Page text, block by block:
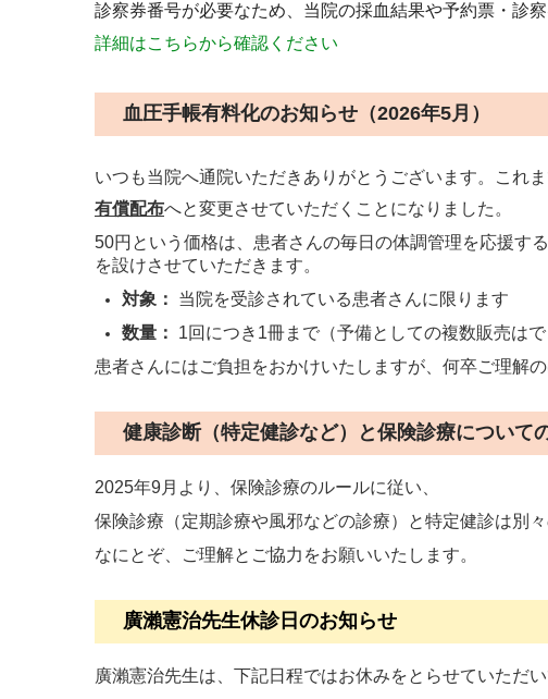
診察券番号が必要なため、当院の採血結果や予約票・診
詳細はこちらから確認ください
血圧手帳有料化のお知らせ（2026年5月）
いつも当院へ通院いただきありがとうございます。これ
有償配布へと変更させていただくことになりました。
50円という価格は、患者さんの毎日の体調管理を応援する
を設けさせていただきます。
対象：
当院を受診されている患者さんに限ります
数量：
1回につき1冊まで（予備としての複数販売はで
患者さんにはご負担をおかけいたしますが、何卒ご理解
健康診断（特定健診など）と保険診療について
2025年9月より、保険診療のルールに従い、
保険診療（定期診療や風邪などの診療）と特定健診は別
なにとぞ、ご理解とご協力をお願いいたします。
廣瀨憲治先生休診日のお知らせ
廣瀨憲治先生は、 下記日程ではお休みをとらせていただ